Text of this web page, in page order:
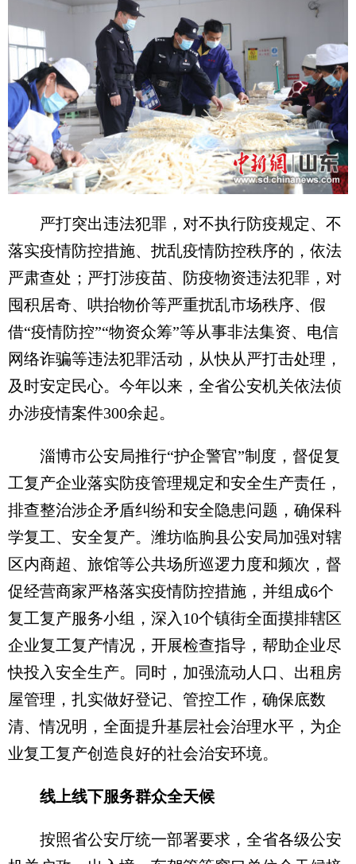
严打突出违法犯罪，对不执行防疫规定、不
落实疫情防控措施、扰乱疫情防控秩序的，依法
严肃查处；严打涉疫苗、防疫物资违法犯罪，对
囤积居奇、哄抬物价等严重扰乱市场秩序、假
借“疫情防控”“物资众筹”等从事非法集资、电信
网络诈骗等违法犯罪活动，从快从严打击处理，
及时安定民心。今年以来，全省公安机关依法侦
办涉疫情案件300余起。
淄博市公安局推行“护企警官”制度，督促复
工复产企业落实防疫管理规定和安全生产责任，
排查整治涉企矛盾纠纷和安全隐患问题，确保科
学复工、安全复产。潍坊临朐县公安局加强对辖
区内商超、旅馆等公共场所巡逻力度和频次，督
促经营商家严格落实疫情防控措施，并组成6个
复工复产服务小组，深入10个镇街全面摸排辖区
企业复工复产情况，开展检查指导，帮助企业尽
快投入安全生产。同时，加强流动人口、出租房
屋管理，扎实做好登记、管控工作，确保底数
清、情况明，全面提升基层社会治理水平，为企
业复工复产创造良好的社会治安环境。
线上线下服务群众全天候
按照省公安厅统一部署要求，全省各级公安